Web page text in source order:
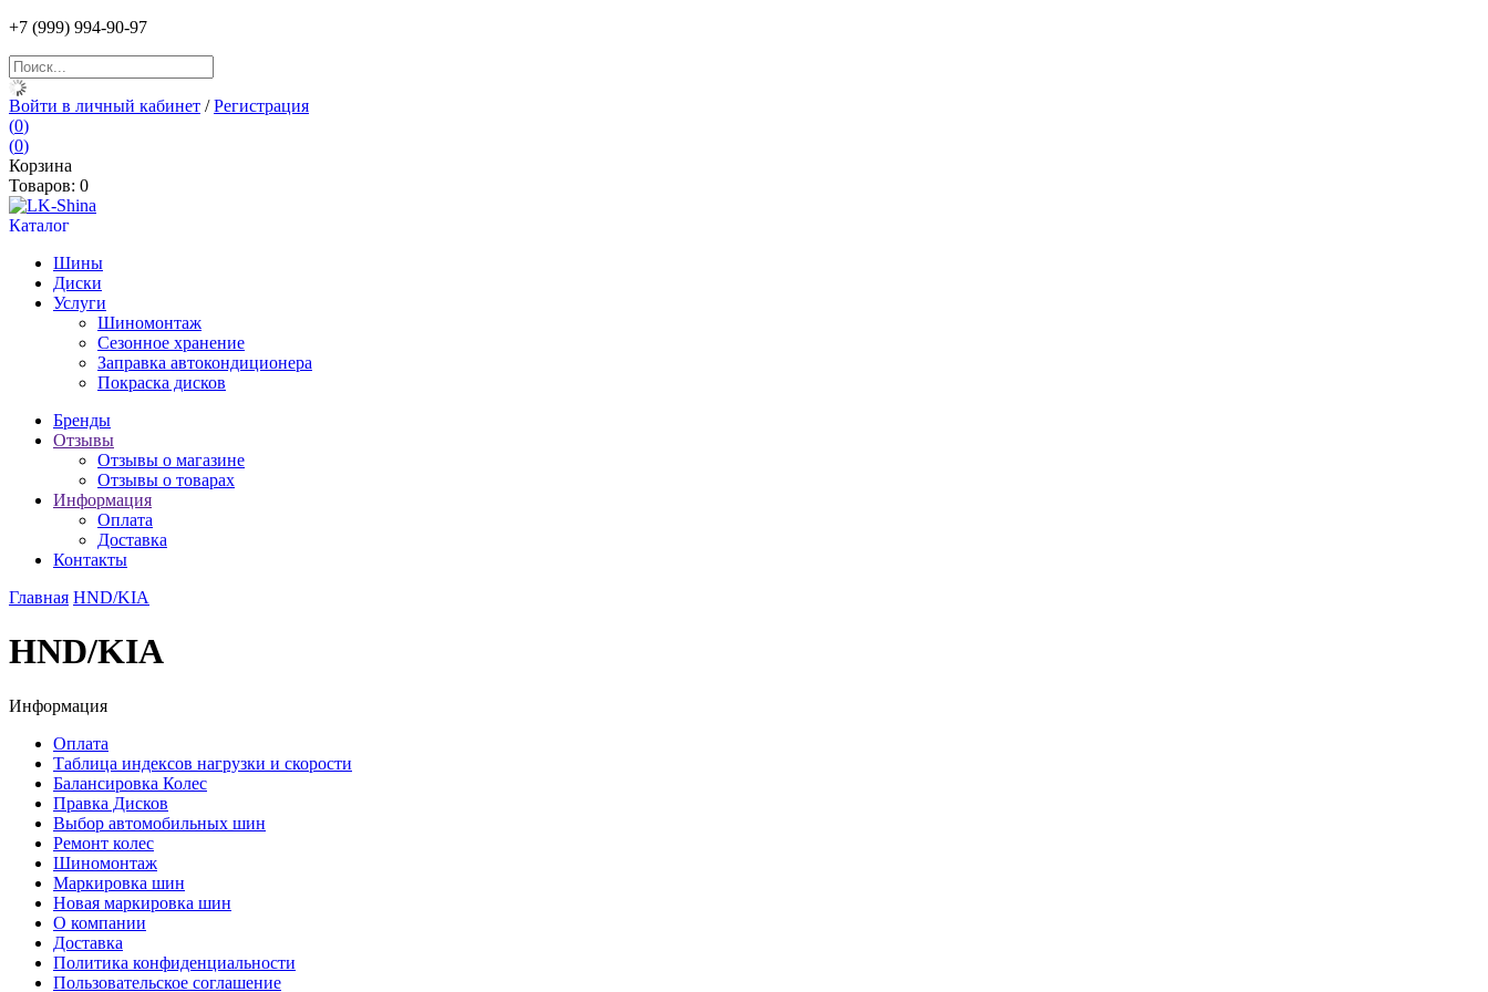
+7 (999) 994-90-97
Войти в личный кабинет /Регистрация
(0)
(0)
Корзина
Товаров: 0
Каталог
Шины
Диски
Услуги
Шиномонтаж
Сезонное хранение
Заправка автокондиционера
Покраска дисков
Бренды
Отзывы
Отзывы о магазине
Отзывы о товарах
Информация
Оплата
Доставка
Контакты
Главная HND/KIA
HND/KIA
Информация
Оплата
Таблица индексов нагрузки и скорости
Балансировка Колес
Правка Дисков
Выбор автомобильных шин
Ремонт колес
Шиномонтаж
Маркировка шин
Новая маркировка шин
О компании
Доставка
Политика конфиденциальности
Пользовательское соглашение